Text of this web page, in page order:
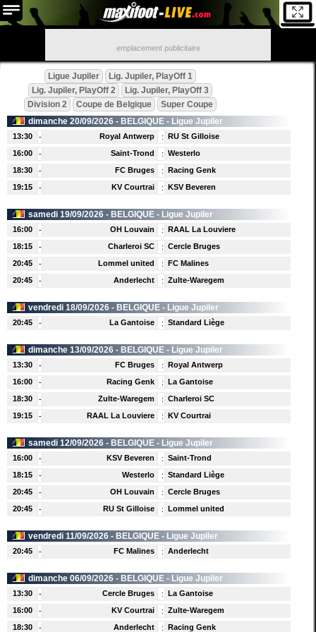
emplacement publicitaire
Ligue Jupiler
Lig. Jupiler, PlayOff 1
Lig. Jupiler, PlayOff 2
Lig. Jupiler, PlayOff 3
Division 2
Coupe de Belgique
Super Coupe
dimanche 20/09/2026 - BELGIQUE - Ligue Jupiler
13:30 - Royal Antwerp :
RU St Gilloise
16:00
- Saint-Trond : Westerlo
18:30
- FC Bruges :
Racing Genk
19:15
- KV Courtrai : KSV Beveren
samedi 19/09/2026 - BELGIQUE - Ligue Jupiler
16:00 - OH Louvain :
RAAL La Louviere
18:15
- Charleroi SC : Cercle Bruges
20:45
- Lommel united :
FC Malines
20:45
- Anderlecht : Zulte-Waregem
vendredi 18/09/2026 - BELGIQUE - Ligue Jupiler
20:45 - La Gantoise : Standard Liège
dimanche 13/09/2026 - BELGIQUE - Ligue Jupiler
13:30 - FC Bruges :
Royal Antwerp
16:00
- Racing Genk :
La Gantoise
18:30
- Zulte-Waregem : Charleroi SC
19:15
- RAAL La Louviere : KV Courtrai
samedi 12/09/2026 - BELGIQUE - Ligue Jupiler
16:00 - KSV Beveren : Saint-Trond
18:15
- Westerlo : Standard Liège
20:45
- OH Louvain : Cercle Bruges
20:45
- RU St Gilloise : Lommel united
vendredi 11/09/2026 - BELGIQUE - Ligue Jupiler
20:45 - FC Malines : Anderlecht
dimanche 06/09/2026 - BELGIQUE - Ligue Jupiler
13:30 - Cercle Bruges :
La Gantoise
16:00
- KV Courtrai : Zulte-Waregem
18:30
- Anderlecht : Racing Genk